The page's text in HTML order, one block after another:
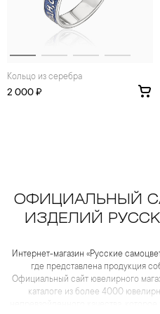
Кольцо из серебра
2 000 ₽
ОФИЦИАЛЬНЫЙ
ИЗДЕЛИЙ
Интернет-магазин «Русские
где представлена продукция
Официальный сайт ювелирного
каталоге из более 4000